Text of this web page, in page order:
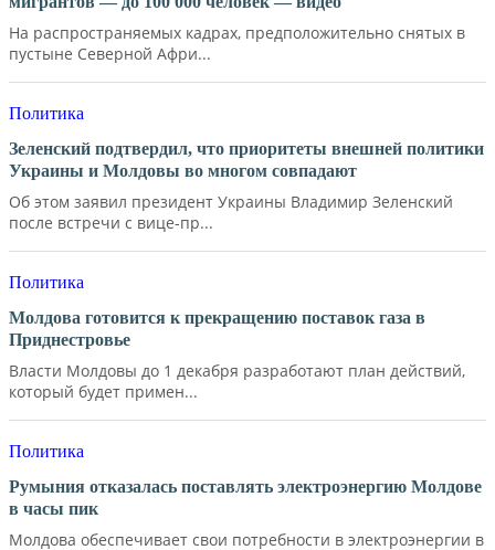
На распространяемых кадрах, предположительно снятых в
пустыне Северной Афри...
Политика
Зеленский подтвердил, что приоритеты внешней политики
Украины и Молдовы во многом совпадают
Об этом заявил президент Украины Владимир Зеленский
после встречи с вице-пр...
Политика
Молдова готовится к прекращению поставок газа в
Приднестровье
Власти Молдовы до 1 декабря разработают план действий,
который будет примен...
Политика
Румыния отказалась поставлять электроэнергию Молдове
в часы пик
Молдова обеспечивает свои потребности в электроэнергии в